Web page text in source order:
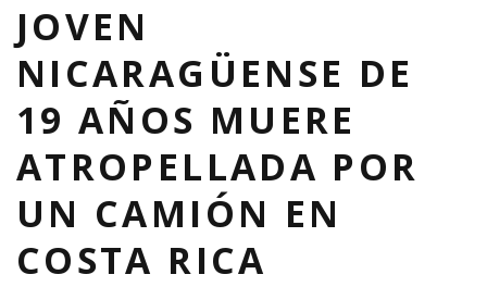
JOVEN
NICARAGÜENSE DE
19 AÑOS MUERE
ATROPELLADA POR
UN CAMIÓN EN
COSTA RICA